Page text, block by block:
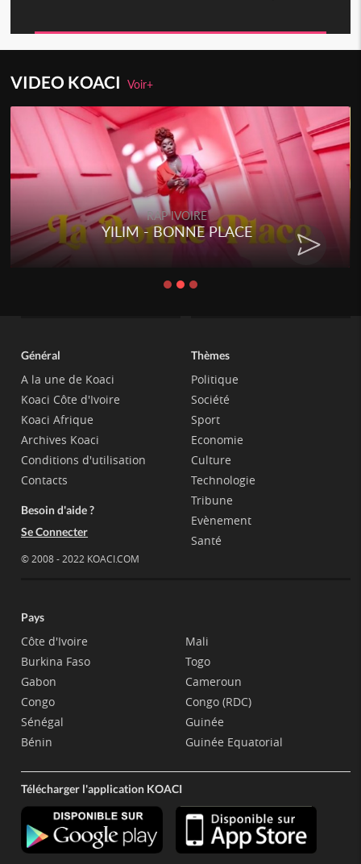
VIDEO KOACIVoir+
RAP IVOIRE
YILIM - BONNE PLACE
Général
A la une de Koaci
Koaci Côte d'Ivoire
Koaci Afrique
Archives Koaci
Conditions d'utilisation
Contacts
Besoin d'aide ?
Se Connecter
© 2008 - 2022 KOACI.COM
Thèmes
Politique
Société
Sport
Economie
Culture
Technologie
Tribune
Evènement
Santé
Pays
Côte d'Ivoire
Burkina Faso
Gabon
Congo
Sénégal
Bénin
Mali
Togo
Cameroun
Congo (RDC)
Guinée
Guinée Equatorial
Télécharger l'application KOACI